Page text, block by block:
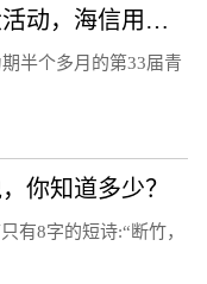
啤酒节、大运会……保障重大活动，海信用技术破解交通治理难题
半个多月的第33届青
你知道多少？
有8字的短诗:“断竹，